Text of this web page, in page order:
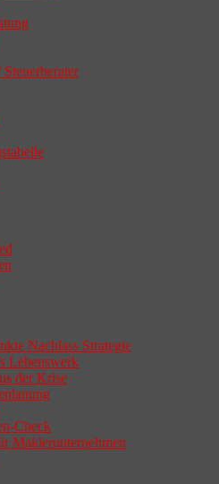
Nachlass Strategie
Lebenswerk
der Krise
Check
Maklerunternehmen